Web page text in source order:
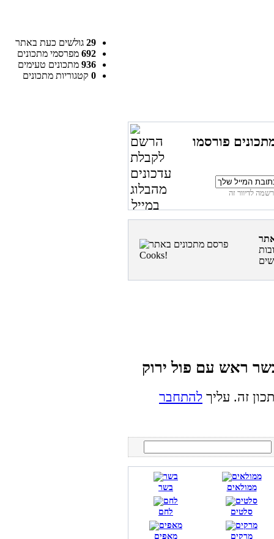
29 גולשים כעת באתר
692 מפרסמי מתכונים
936 מתכונים טעימים
0 קטגוריות מתכונים
פורסמו
זה. עליך להתחבר
בשר ממולאים
לחם סלטים
מאפים מרקים